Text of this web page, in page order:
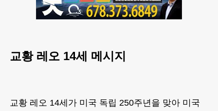
교황 레오 14세 메시지
교황 레오 14세가 미국 독립 250주년을 맞아 미국